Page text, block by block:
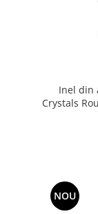
Inel din
Crystals
NOU